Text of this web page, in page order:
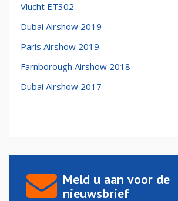
Vlucht ET302
Dubai Airshow 2019
Paris Airshow 2019
Farnborough Airshow 2018
Dubai Airshow 2017
Meld u aan voor de
nieuwsbrief